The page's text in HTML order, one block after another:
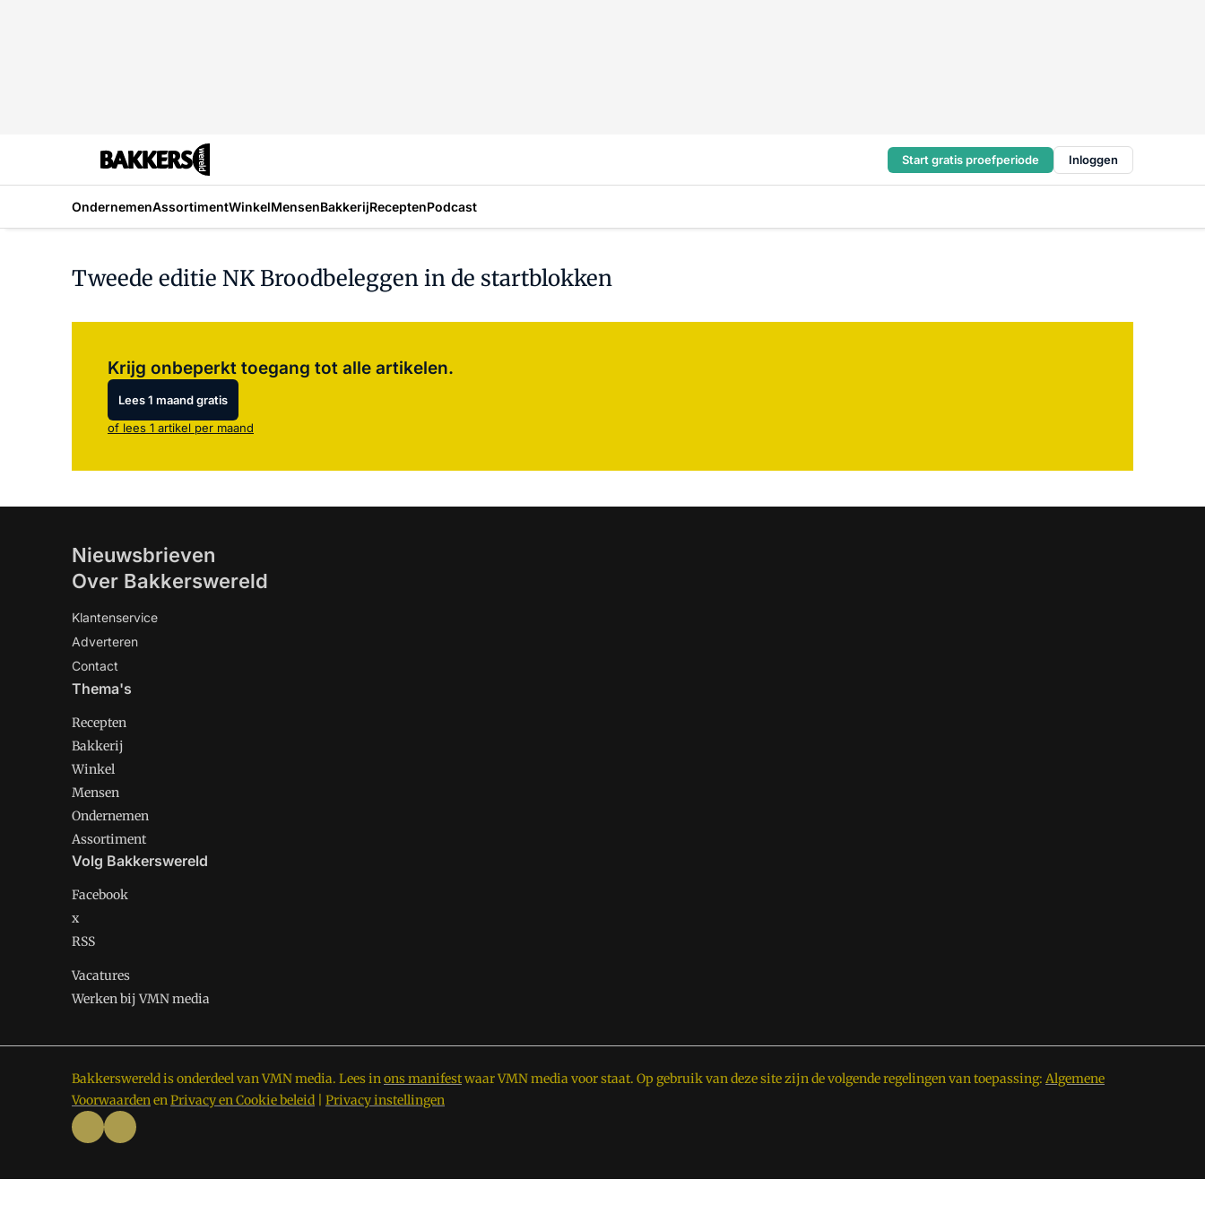
Start gratis proefperiode Inloggen
OndernemenAssortimentWinkelMensenBakkerijReceptenPodcast
Tweede editie NK Broodbeleggen in de startblokken
Krijg onbeperkt toegang tot alle artikelen.
Lees 1 maand gratis
of lees 1 artikel per maand
Nieuwsbrieven
Over Bakkerswereld
Klantenservice
Adverteren
Contact
Thema's
Recepten
Bakkerij
Winkel
Mensen
Ondernemen
Assortiment
Volg Bakkerswereld
Facebook
x
RSS
Vacatures
Werken bij VMN media
Bakkerswereld is onderdeel van VMN media. Lees inons manifestwaar VMN media voor staat. Op gebruik van deze site zijn de volgende regelingen van toepassing: Algemene
VoorwaardenenPrivacy en Cookie beleid Privacy instellingen